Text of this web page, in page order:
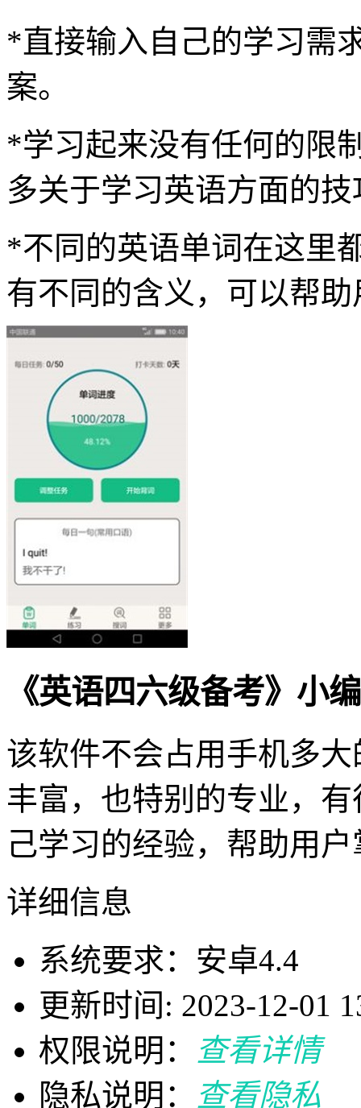
*直接输入自己的学习需
案。
*学习起来没有任何的限
多关于学习英语方面的
*不同的英语单词在这里
有不同的含义，可以帮
《英语四六级备考》小
该软件不会占用手机多
丰富，也特别的专业，
己学习的经验，帮助用
详细信息
系统要求：安卓4.4
更新时间: 2023-12-01
权限说明：
查看详情
隐私说明：
查看隐私